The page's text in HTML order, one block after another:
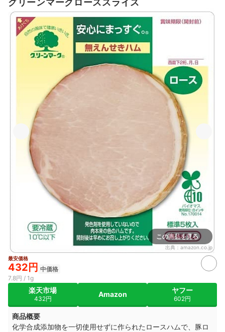
この商品を見る
出典： amazon.co.jp
最安価格
432円 中価格
7.8円 / 1g
楽天市場
432円
Amazon ヤフー
602円
商品概要
化学合成添加物を一切使用せずに作られたロースハムで、 豚ロ